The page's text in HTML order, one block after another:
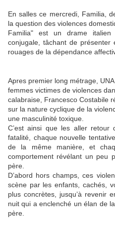
En salles ce mercredi, Familia,
la question des violences
Familia" est un drame
conjugale, tâchant de présenter
rouages de la dépendance
Apres premier long métrage,
femmes victimes de violences
calabraise, Francesco Costabile
sur la nature cyclique de la
une masculinité toxique.
C’est ainsi que les aller retour
fatalité, chaque nouvelle
de la même manière, et
comportement révélant un peu
père.
D’abord hors champs, ces
scène par les enfants, cachés,
plus concrètes, jusqu’à revenir
nuit qui a enclenché un élan de
père.